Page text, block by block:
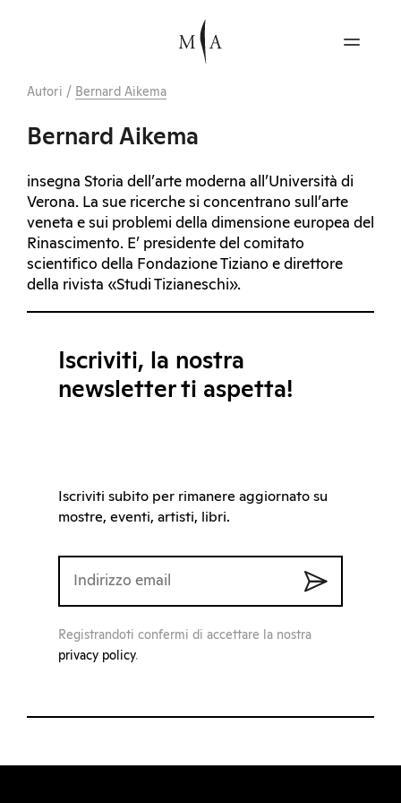
Autori / Bernard Aikema
Bernard Aikema
insegna Storia dell’arte moderna all’Università di
Verona. La sue ricerche si concentrano sull’arte
veneta e sui problemi della dimensione europea del
Rinascimento. E’ presidente del comitato
scientifico della Fondazione Tiziano e direttore
della rivista «Studi Tizianeschi».
Iscriviti, la nostra
newsletter ti aspetta!
Iscriviti subito per rimanere aggiornato su
mostre, eventi, artisti, libri.
Registrandoti confermi di accettare la nostra
privacy policy.